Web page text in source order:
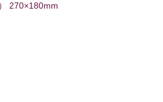
） 270×180mm